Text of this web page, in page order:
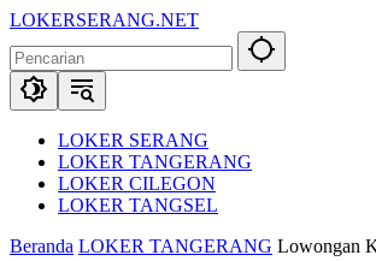
Langsung
konten
LOKERSERANG.NET
Lowongan
Kerja
Serang
SekitarnyaLOKER SERANG
LOKER TANGERANG
LOKER CILEGON
LOKER TANGSEL
Beranda LOKER TANGERANG Lowongan